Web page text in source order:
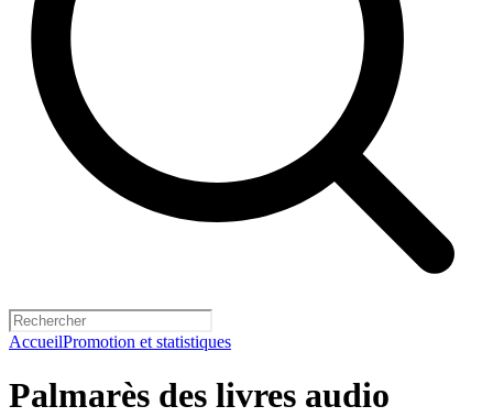
AccueilPromotion et statistiques
Palmarès des livres audio